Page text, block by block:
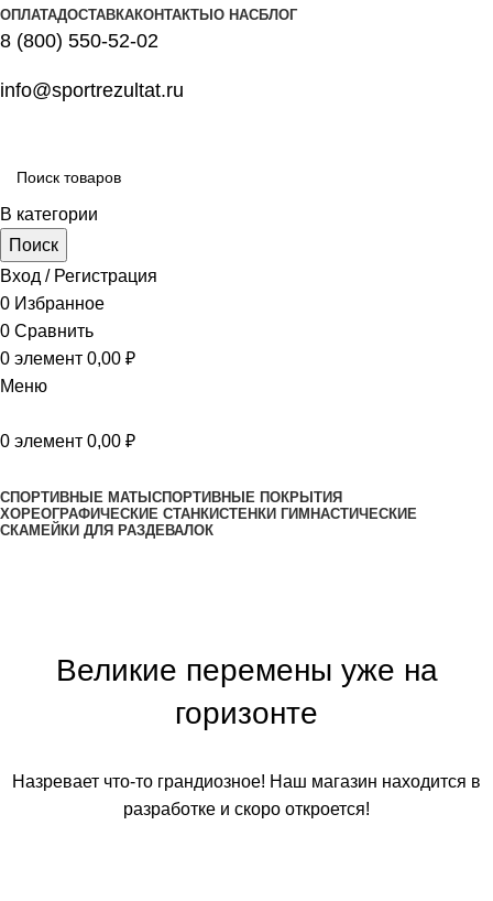
ОПЛАТАДОСТАВКАКОНТАКТЫ О НАСБЛОГ
8 (800) 550-52-02
info@sportrezultat.ru
В категории
Поиск
Вход / Регистрация
0 Избранное
0 Сравнить
0 элемент 0,00 ₽
Меню
0 элемент 0,00 ₽
СПОРТИВНЫЕ МАТЫ СПОРТИВНЫЕ ПОКРЫТИЯ
ХОРЕОГРАФИЧЕСКИЕ СТАНКИСТЕНКИ ГИМНАСТИЧЕСКИЕ
СКАМЕЙКИ ДЛЯ РАЗДЕВАЛОК
Великие перемены уже на
горизонте
Назревает что-то грандиозное! Наш магазин находится в
разработке и скоро откроется!